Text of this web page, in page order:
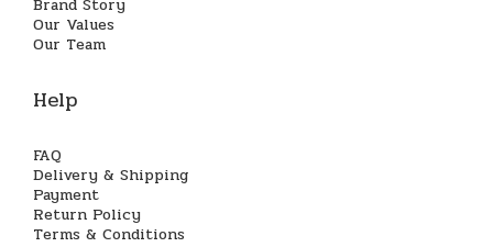
Our Values
Our Team
Help
FAQ
Delivery & Shipping
Payment
Return Policy
Terms & Conditions